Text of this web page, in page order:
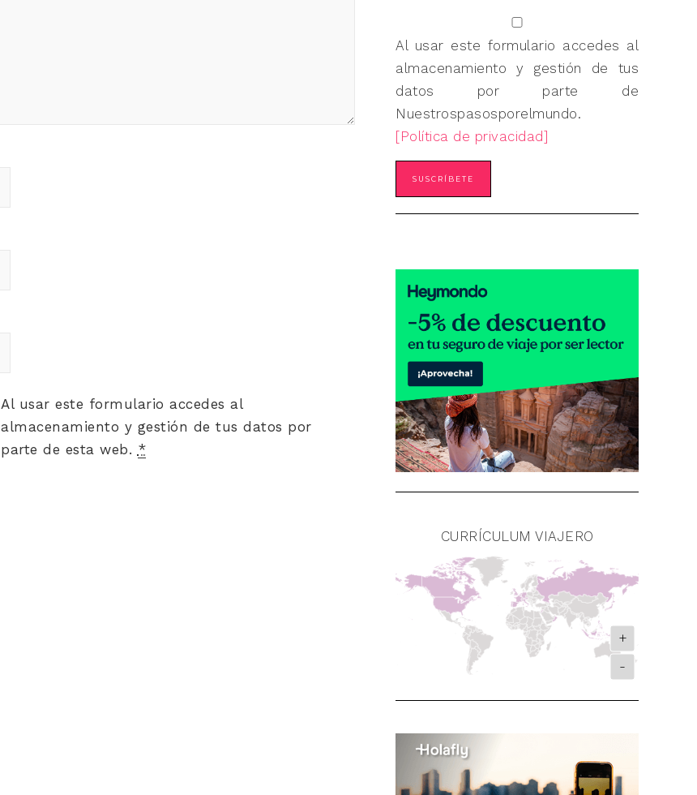
Al usar este formulario accedes al
almacenamiento y gestión de tus datos por
parte de esta web. *
Al usar este formulario accedes al
almacenamiento y gestión de tus
datos por parte de
Nuestrospasosporelmundo.
[Política de privacidad]
CURRÍCULUM VIAJERO
+
-